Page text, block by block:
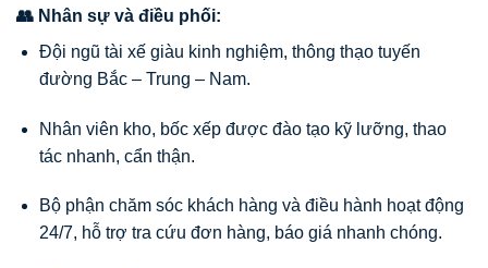
👥 Nhân sự và điều phối:
Đội ngũ tài xế giàu kinh nghiệm, thông thạo tuyến
đường Bắc – Trung – Nam.
Nhân viên kho, bốc xếp được đào tạo kỹ lưỡng, thao
tác nhanh, cẩn thận.
Bộ phận chăm sóc khách hàng và điều hành hoạt động
24/7, hỗ trợ tra cứu đơn hàng, báo giá nhanh chóng.